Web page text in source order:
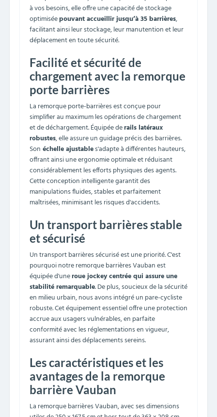
à vos besoins, elle offre une capacité de stockage
optimiséepouvant accueillir jusqu’à 35 barrières,
facilitant ainsi leur stockage, leur manutention et leur
déplacement en toute sécurité.
Facilité et sécurité de
chargement avec la remorque
porte barrières
La remorque porte-barrières est conçue pour
simplifier au maximum les opérations de chargement
et de déchargement. Équipée derails latéraux
robustes, elle assure un guidage précis des barrières.
Son échelle ajustables'adapte à différentes hauteurs,
offrant ainsi une ergonomie optimale et réduisant
considérablement les efforts physiques des agents.
Cette conception intelligente garantit des
manipulations fluides, stables et parfaitement
maîtrisées, minimisant les risques d'accidents.
Un transport barrières stable
et sécurisé
Un transport barrières sécurisé est une priorité. C'est
pourquoi notre remorque barrières Vauban est
équipée d'uneroue jockey centrée qui assure une
stabilité remarquable. De plus, soucieux de la sécurité
en milieu urbain, nous avons intégré un pare-cycliste
robuste. Cet équipement essentiel offre une protection
accrue aux usagers vulnérables, en parfaite
conformité avec les réglementations en vigueur,
assurant ainsi des déplacements sereins.
Les caractéristiques et les
avantages de la remorque
barrière Vauban
La remorque barrières Vauban, avec ses dimensions